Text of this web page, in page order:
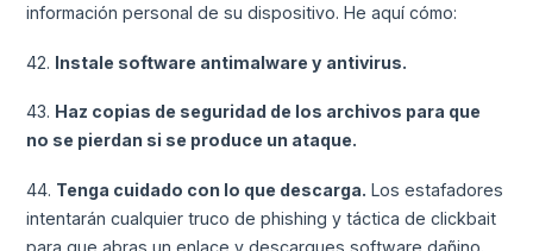
información personal de su dispositivo. He aquí cómo:
42. Instale software antimalware y antivirus.
43. Haz copias de seguridad de los archivos para que
no se pierdan si se produce un ataque.
44. Tenga cuidado con lo que descarga. Los estafadores
intentarán cualquier truco de phishing y táctica de clickbait
para que abras un enlace y descargues software dañino.